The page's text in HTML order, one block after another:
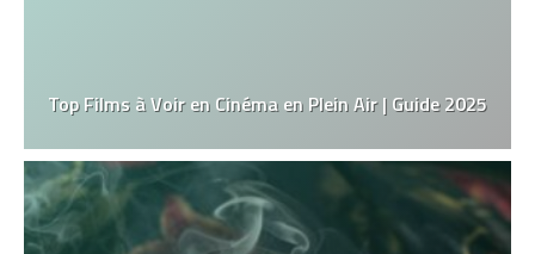
Top Films à Voir en Cinéma en Plein Air | Guide 2025